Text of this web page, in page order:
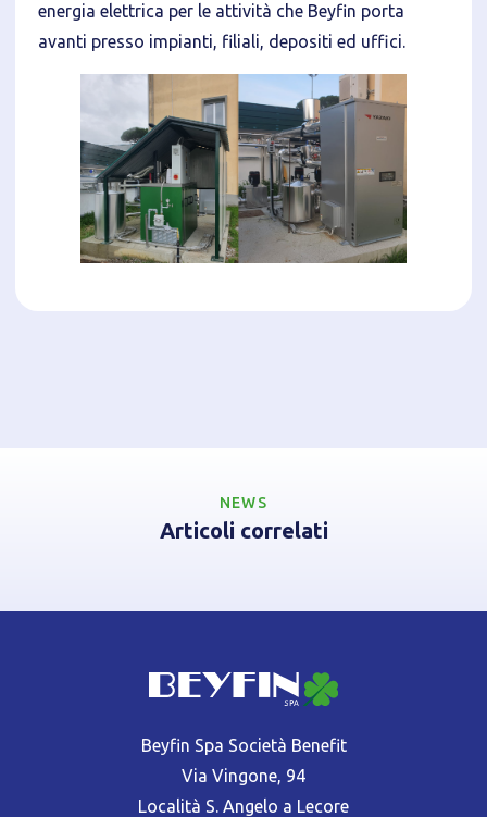
energia elettrica per le attività che Beyfin porta
avanti presso impianti, filiali, depositi ed uffici.
NEWS
Articoli correlati
Beyfin Spa Società Benefit
Via Vingone, 94
Località S. Angelo a Lecore